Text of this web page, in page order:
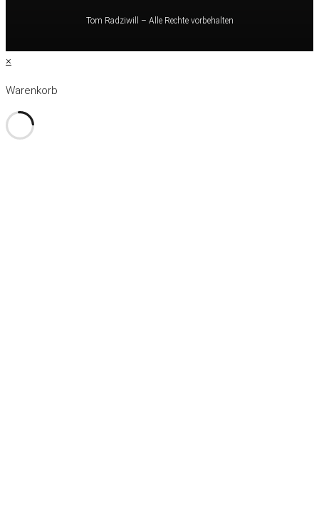
Tom Radziwill – Alle Rechte vorbehalten
×
Warenkorb